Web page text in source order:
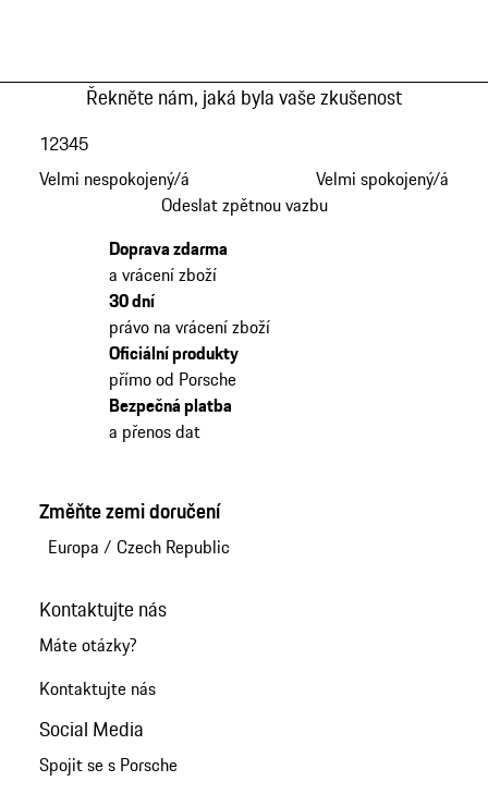
Řekněte nám, jaká byla vaše zkušenost
Velmi nespokojený/á
12345
Velmi spokojený/á
Odeslat zpětnou vazbu
Doprava zdarma
a vrácení zboží
30 dní
právo na vrácení zboží
Oficiální produkty
přímo od Porsche
Bezpečná platba
a přenos dat
Změňte zemi doručení
Europa / Czech Republic
Kontaktujte nás
Máte otázky?
Kontaktujte nás
Social Media
Spojit se s Porsche